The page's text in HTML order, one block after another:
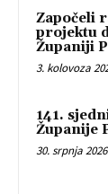
Započeli
projektu
Županiji
3. kolovoza
141.
Županije
30. srpnja